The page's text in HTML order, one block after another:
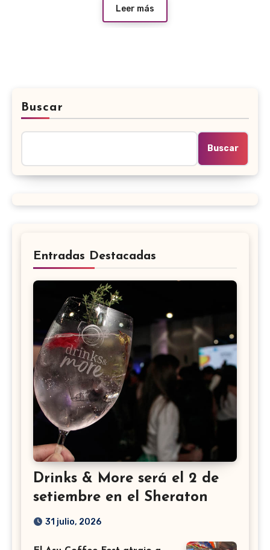
Leer más
Buscar
Buscar
Entradas Destacadas
Drinks & More será el 2 de
setiembre en el Sheraton
31 julio, 2026